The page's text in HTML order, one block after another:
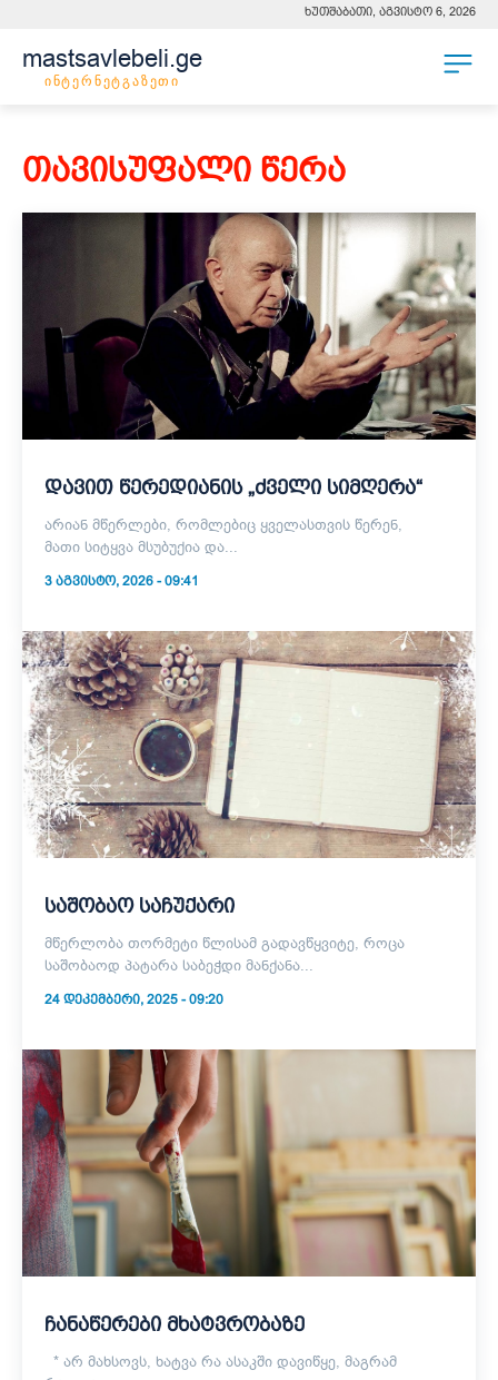
ხუთშაბათი, აგვისტო 6, 2026
mastsavlebeli.ge
ინტერნეტგაზეთი
ᲗᲐᲕᲘᲡᲣᲤᲐᲚᲘ ᲬᲔᲠᲐ
დავით წერედიანის „ძველი სიმღერა“
არიან მწერლები, რომლებიც ყველასთვის წერენ,
მათი სიტყვა მსუბუქია და...
3 ᲐᲒᲕᲘᲡᲢᲝ, 2026 - 09:41
საშობაო საჩუქარი
მწერლობა თორმეტი წლისამ გადავწყვიტე, როცა
საშობაოდ პატარა საბეჭდი მანქანა...
24 ᲓᲔᲙᲔᲛᲑᲔᲠᲘ, 2025 - 09:20
ჩანაწერები მხატვრობაზე